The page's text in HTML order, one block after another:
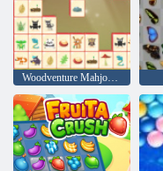
Woodventure Mahjong Connect